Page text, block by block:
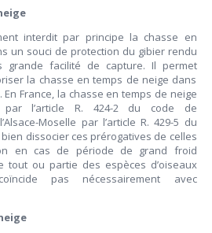
interdit par principe la chasse en
un souci de protection du gibier rendu
grande facilité de capture. Il permet
la chasse en temps de neige dans
France, la chasse en temps de neige
par l’article R. 424-2 du code de
Moselle par l’article R. 429-5 du
dissocier ces prérogatives de celles
en cas de période de grand froid
tout ou partie des espèces d’oiseaux
pas nécessairement avec